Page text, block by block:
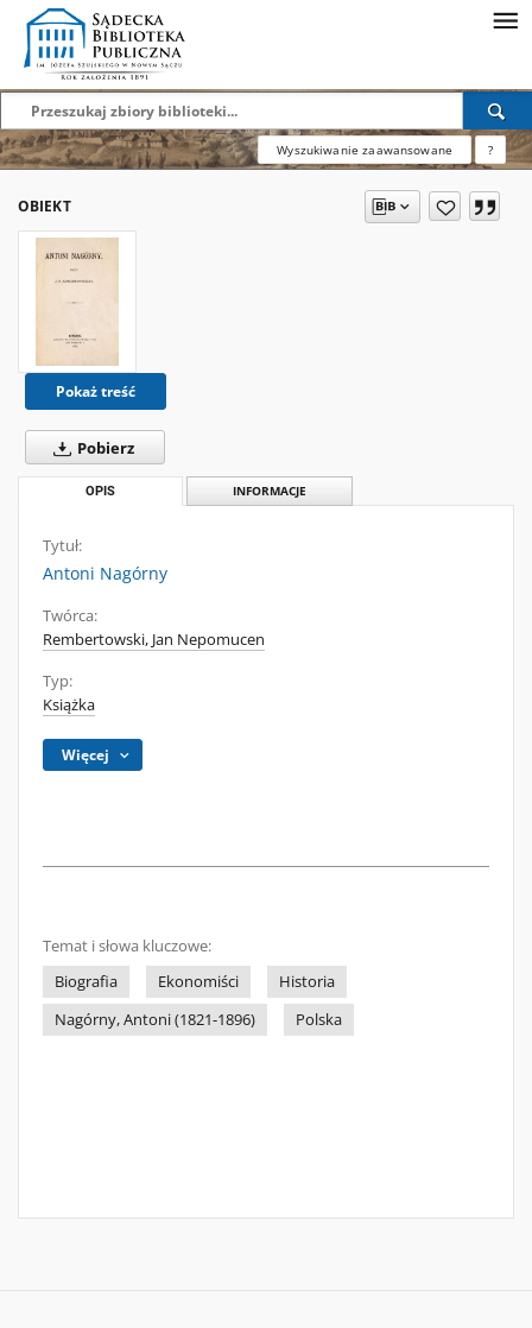
Wyszukiwanie zaawansowane ?
OBIEKT
Pokaż treść
Pobierz
OPIS INFORMACJE
Tytuł:
Antoni Nagórny
Twórca:
Rembertowski, Jan Nepomucen
Typ:
Książka
Więcej
Temat i słowa kluczowe:
Biografia
Ekonomiści
Historia
Nagórny, Antoni (1821-1896)
Polska